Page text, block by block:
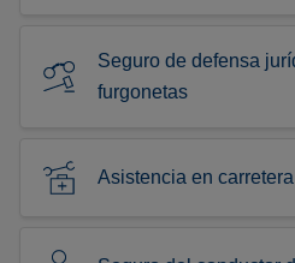
Seguro de defensa
furgonetas
Asistencia en